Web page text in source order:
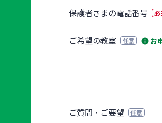
保護者さまの電話番号 必
ご希望の教室 任意 お
ご質問・ご要望 任意